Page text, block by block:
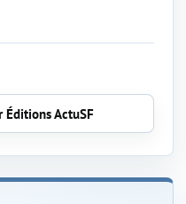
Éditions ActuSF